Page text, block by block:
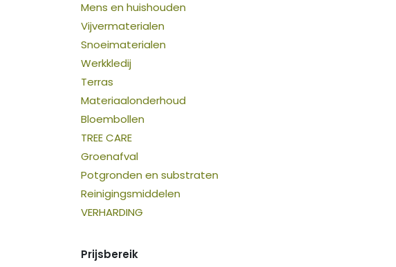
Mens en huishouden
Vijvermaterialen
Snoeimaterialen
Werkkledij
Terras
Materiaalonderhoud
Bloembollen
TREE CARE
Groenafval
Potgronden en substraten
Reinigingsmiddelen
VERHARDING
Prijsbereik